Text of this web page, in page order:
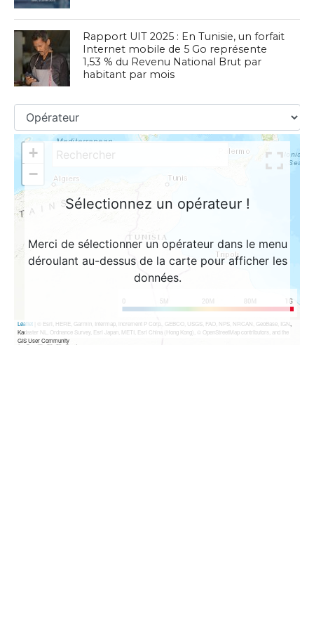
Rapport UIT 2025 : En Tunisie, un forfait
Internet mobile de 5 Go représente
1,53 % du Revenu National Brut par
habitant par mois